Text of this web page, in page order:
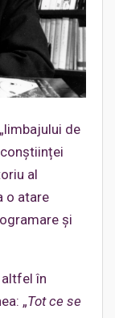
de
al
o atare
și
în
„Tot ce se